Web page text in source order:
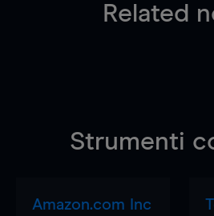
Related
Strumenti
Amazon.com Inc